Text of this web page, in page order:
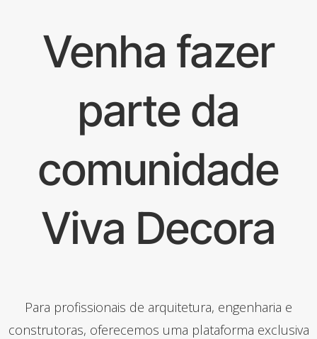
Venha fazer
parte da
comunidade
Viva Decora
Para profissionais de arquitetura, engenharia e
construtoras, oferecemos uma plataforma exclusiva